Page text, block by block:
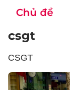
Chủ đề
csgt
CSGT